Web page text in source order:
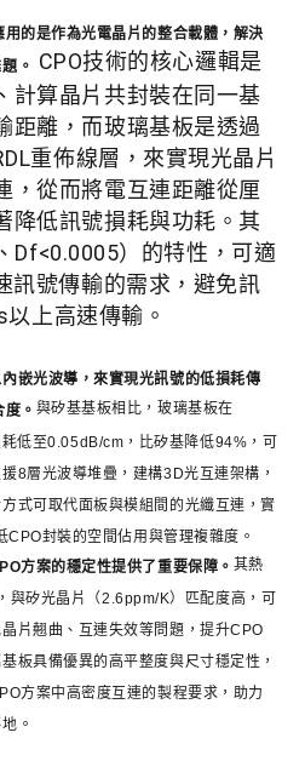
的是作為光電晶片的整合載體，解決
。
CPO技術的核心邏輯是
計算晶片共封裝在同一基
距離，而玻璃基板是透過
重佈線層，來實現光晶片
，從而將電互連距離從厘
降低訊號損耗與功耗。其
Df<0.0005）的特性，可適
訊號傳輸的需求，避免訊
上高速傳輸。
嵌光波導，來實現光訊號的低損耗傳
。 與矽基基板相比，玻璃基板在
低至0.05dB/cm，比矽基降低94%，可
8層光波導堆疊，建構3D光互連架構，
式可取代面板與模組間的光纖互連，實
封裝的空間佔用與管理複雜度。
方案的穩定性提供了重要保障。 其熱
與矽光晶片（2.6ppm/K）匹配度高，可
片翹曲、互連失效等問題，提升CPO
板具備優異的高平整度與尺寸穩定性，
方案中高密度互連的製程要求，助力
。